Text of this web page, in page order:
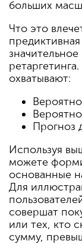
больших
Что это
охватывают:
Прогноз
Используя
можете
основанные
Для
совершат
или тех, кто
сумму,